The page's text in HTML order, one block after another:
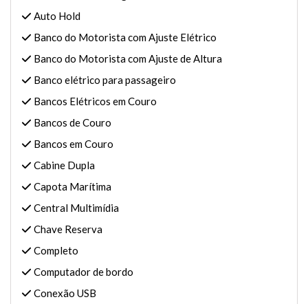
Auto Hold
Banco do Motorista com Ajuste Elétrico
Banco do Motorista com Ajuste de Altura
Banco elétrico para passageiro
Bancos Elétricos em Couro
Bancos de Couro
Bancos em Couro
Cabine Dupla
Capota Marítima
Central Multimídia
Chave Reserva
Completo
Computador de bordo
Conexão USB